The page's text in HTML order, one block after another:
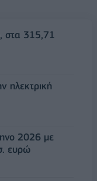
στα 315,71
ηλεκτρική
2026 με
ευρώ